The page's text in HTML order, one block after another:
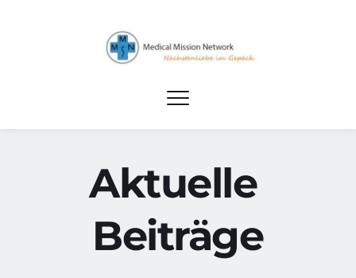
Aktuelle
Beiträge